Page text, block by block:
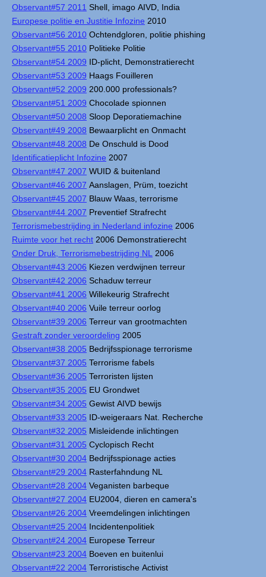
Observant#57 2011 Shell, imago AIVD, India
Europese politie en Justitie Infozine 2010
Observant#56 2010 Ochtendgloren, politie phishing
Observant#55 2010 Politieke Politie
Observant#54 2009 ID-plicht, Demonstratierecht
Observant#53 2009 Haags Fouilleren
Observant#52 2009 200.000 professionals?
Observant#51 2009 Chocolade spionnen
Observant#50 2008 Sloop Deporatiemachine
Observant#49 2008 Bewaarplicht en Onmacht
Observant#48 2008 De Onschuld is Dood
Identificatieplicht Infozine 2007
Observant#47 2007 WUID & buitenland
Observant#46 2007 Aanslagen, Prüm, toezicht
Observant#45 2007 Blauw Waas, terrorisme
Observant#44 2007 Preventief Strafrecht
Terrorismebestrijding in Nederland infozine 2006
Ruimte voor het recht 2006 Demonstratierecht
Onder Druk, Terrorismebestrijding NL
2006
Observant#43 2006 Kiezen verdwijnen terreur
Observant#42 2006 Schaduw terreur
Observant#41 2006 Willekeurig Strafrecht
Observant#40 2006 Vuile terreur oorlog
Observant#39 2006 Terreur van grootmachten
Gestraft zonder veroordeling 2005
Observant#38 2005 Bedrijfsspionage terrorisme
Observant#37 2005 Terrorisme fabels
Observant#36 2005 Terroristen lijsten
Observant#35 2005 EU Grondwet
Observant#34 2005 Gewist AIVD bewijs
Observant#33 2005 ID-weigeraars Nat. Recherche
Observant#32 2005 Misleidende inlichtingen
Observant#31 2005 Cyclopisch Recht
Observant#30 2004 Bedrijfsspionage acties
Observant#29 2004 Rasterfahndung NL
Observant#28 2004 Veganisten barbeque
Observant#27 2004 EU2004, dieren en camera's
Observant#26 2004 Vreemdelingen inlichtingen
Observant#25 2004 Incidentenpolitiek
Observant#24 2004 Europese Terreur
Observant#23 2004 Boeven en buitenlui
Observant#22 2004 Terroristische Activist